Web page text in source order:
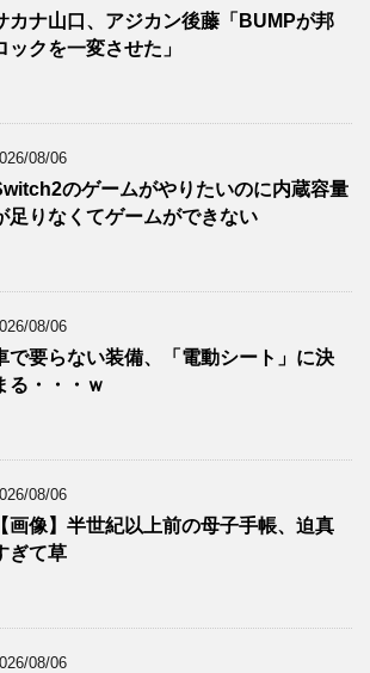
カナ山口、アジカン後藤「BUMPが邦
ックを一変させた」
08/06
のゲームがやりたいのに内蔵容量
足りなくてゲームができない
08/06
で要らない装備、「電動シート」に決
る・・・ｗ
08/06
【画像】半世紀以上前の母子手帳、迫真
ぎて草
08/06